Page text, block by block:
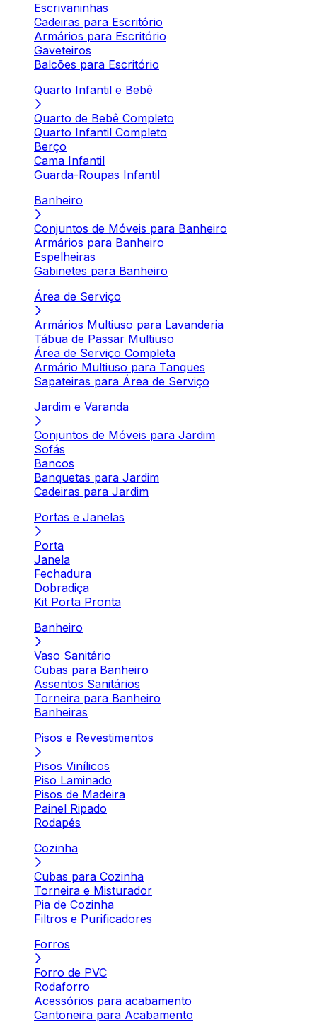
Escrivaninhas
Cadeiras para Escritório
Armários para Escritório
Gaveteiros
Balcões para Escritório
Quarto Infantil e Bebê
Quarto de Bebê Completo
Quarto Infantil Completo
Berço
Cama Infantil
Guarda-Roupas Infantil
Banheiro
Conjuntos de Móveis para Banheiro
Armários para Banheiro
Espelheiras
Gabinetes para Banheiro
Área de Serviço
Armários Multiuso para Lavanderia
Tábua de Passar Multiuso
Área de Serviço Completa
Armário Multiuso para Tanques
Sapateiras para Área de Serviço
Jardim e Varanda
Conjuntos de Móveis para Jardim
Sofás
Bancos
Banquetas para Jardim
Cadeiras para Jardim
Portas e Janelas
Porta
Janela
Fechadura
Dobradiça
Kit Porta Pronta
Banheiro
Vaso Sanitário
Cubas para Banheiro
Assentos Sanitários
Torneira para Banheiro
Banheiras
Pisos e Revestimentos
Pisos Vinílicos
Piso Laminado
Pisos de Madeira
Painel Ripado
Rodapés
Cozinha
Cubas para Cozinha
Torneira e Misturador
Pia de Cozinha
Filtros e Purificadores
Forros
Forro de PVC
Rodaforro
Acessórios para acabamento
Cantoneira para Acabamento